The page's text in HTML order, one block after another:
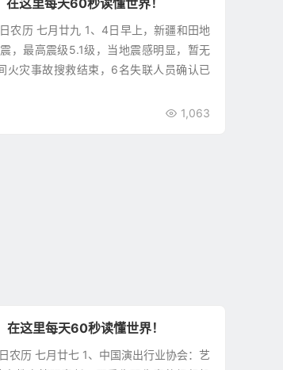
这里每天60秒读懂世界！
农历 七月廿九 1、4日早上，新疆和田地
，最高震级5.1级，当地震感明显，暂无
火灾事故搜救结束，6名失联人员确认已
1,063
这里每天60秒读懂世界！
农历 七月廿七 1、中国演出行业协会：艺